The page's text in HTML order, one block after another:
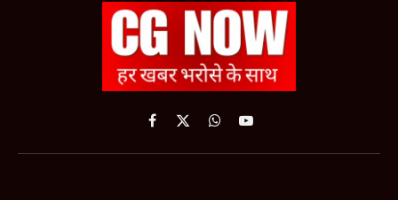
Facebook
X
WhatsApp
YouTube